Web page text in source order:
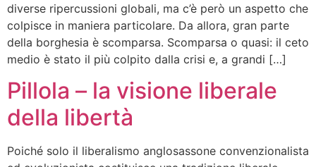
diverse ripercussioni globali, ma c’è però un aspetto che
colpisce in maniera particolare. Da allora, gran parte
della borghesia è scomparsa. Scomparsa o quasi: il ceto
medio è stato il più colpito dalla crisi e, a grandi […]
Pillola – la visione liberale
della libertà
Poiché solo il liberalismo anglosassone convenzionalista